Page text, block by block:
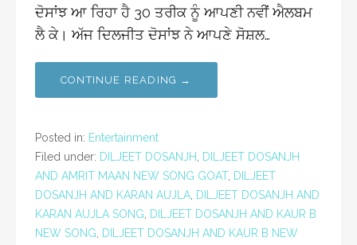
ਦੋਸਾਂਝ ਆ ਰਿਹਾ ਹੈ 30 ਤਰੀਕ ਨੂੰ ਆਪਣੀ ਨਵੀਂ ਐਲਬਮ
ਲੈ ਕੇ। ਅੱਜ ਦਿਲਜੀਤ ਦੋਸਾਂਝ ਨੇ ਆਪਣੇ ਸੋਸ਼ਲ…
CONTINUE READING →
Posted in: Entertainment
Filed under: DILJEET DOSANJH, DILJEET DOSANJH
AND AMRIT MAAN NEW SONG GOAT, DILJEET
DOSANJH AND KARAN AUJLA, DILJEET DOSANJH AND
KARAN AUJLA SONG, DILJEET DOSANJH AND KAUR B
NEW SONG, DILJEET DOSANJH AND KAUR B NEW